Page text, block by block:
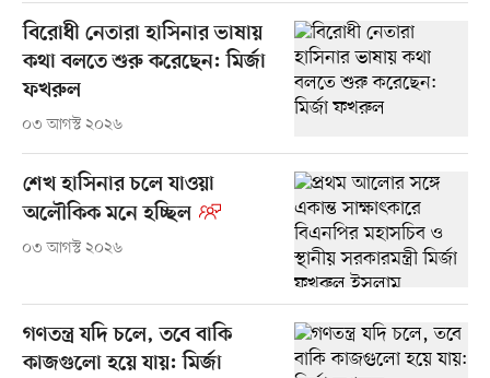
বিরোধী নেতারা হাসিনার ভাষায়
কথা বলতে শুরু করেছেন: মির্জা
ফখরুল
০৩ আগস্ট ২০২৬
শেখ হাসিনার চলে যাওয়া
অলৌকিক মনে হচ্ছিল
০৩ আগস্ট ২০২৬
গণতন্ত্র যদি চলে, তবে বাকি
কাজগুলো হয়ে যায়: মির্জা